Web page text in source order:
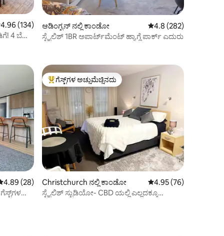
4.96 ಸರಾಸರಿ ರೇಟಿಂಗ್, 134 ವಿಮರ್ಶೆಗಳು
4.96 (134)
4 ಬೆಡ್
ಆಡಿಂಗ್ಟನ್ ನಲ್ಲಿ ಕಾಂಡೋ 5 ರಲ್ಲಿ 4.8 ಸರಾಸರಿ
4.8 (282)
ಸ್ಟೈಲಿಶ್ 1BR ಅಪಾರ್ಟ್‌ಮೆಂಟ್ ಹ್ಯಾಗ್ಲೆ ಪಾರ್ಕ್ ಎದುರು
ರಲ್ಲಿ 4.89 ಸರಾಸರಿ ರೇಟಿಂಗ್, 28 ವಿಮರ್ಶೆಗಳು
4.89 (28)
ಗೆಸ್ಟ್‌ಗಳಿಗೆ ಅತಿ ಹೆಚ್ಚು ಅಚ್ಚುಮೆಚ್ಚಿನದು
ಗೆಸ್ಟ್‌ಗಳ ಅಚ್ಚುಮೆಚ್ಚಿನದು
Christchurch ನಲ್ಲಿ ಕಾಂಡೋ 5 ರಲ್ಲಿ 4.95 ಸರಾಸರಿ
4.95 (76)
ಸ್ಟೈಲಿಶ್ ಸ್ಟುಡಿಯೋ- CBD ಯಲ್ಲಿ ಎಲ್ಲದಕ್ಕೂ